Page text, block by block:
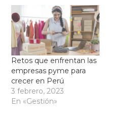
Retos que enfrentan las
empresas pyme para
crecer en Perú
3 febrero, 2023
En «Gestión»